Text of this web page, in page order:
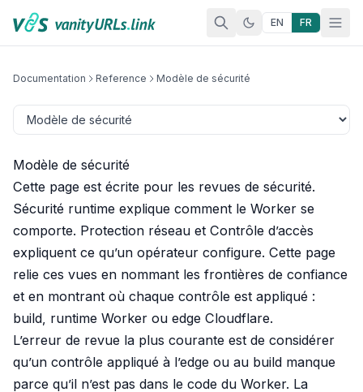
Aller au contenu
EN FR
Documentation Reference Modèle de sécurité
Modèle de sécurité
Cette page est écrite pour les revues de sécurité.
Sécurité runtime explique comment le Worker se
comporte. Protection réseau et Contrôle d’accès
expliquent ce qu’un opérateur configure. Cette page
relie ces vues en nommant les frontières de confiance
et en montrant où chaque contrôle est appliqué :
build, runtime Worker ou edge Cloudflare.
L’erreur de revue la plus courante est de considérer
qu’un contrôle appliqué à l’edge ou au build manque
parce qu’il n’est pas dans le code du Worker. La